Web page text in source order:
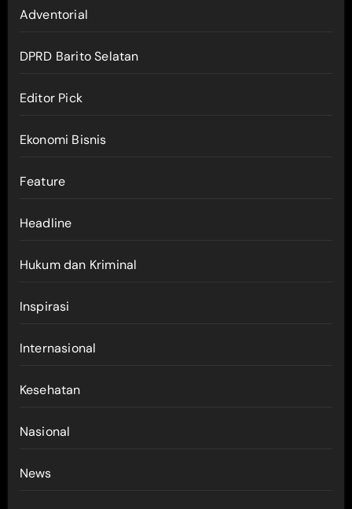
Adventorial
DPRD Barito Selatan
Editor Pick
Ekonomi Bisnis
Feature
Headline
Hukum dan Kriminal
Inspirasi
Internasional
Kesehatan
Nasional
News